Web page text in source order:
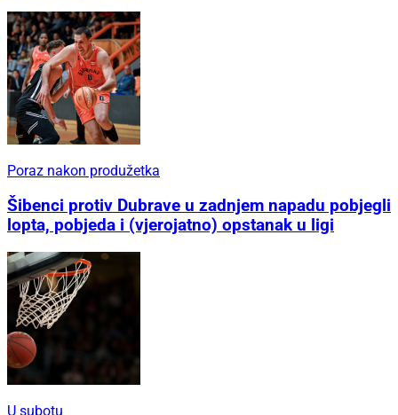
Poraz nakon produžetka
Šibenci protiv Dubrave u zadnjem napadu pobjegli
lopta, pobjeda i (vjerojatno) opstanak u ligi
U subotu